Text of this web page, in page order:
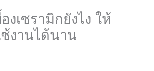
งเซรามิกยังไง ให้
งานได้นาน